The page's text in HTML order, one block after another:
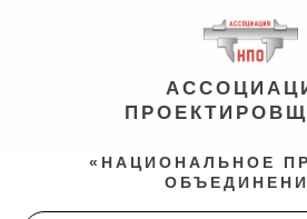
«НАЦИОНАЛЬНОЕ